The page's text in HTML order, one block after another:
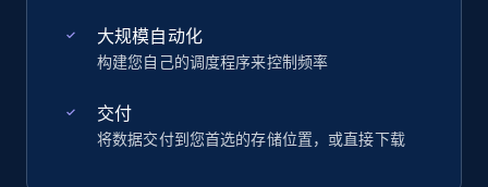
大规模自动化
构建您自己的调度程序来控制频率
交付
将数据交付到您首选的存储位置，或直接下载